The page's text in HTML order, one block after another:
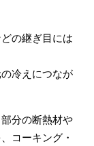
の継ぎ目には
冷えにつなが
分の断熱材や
コーキング・